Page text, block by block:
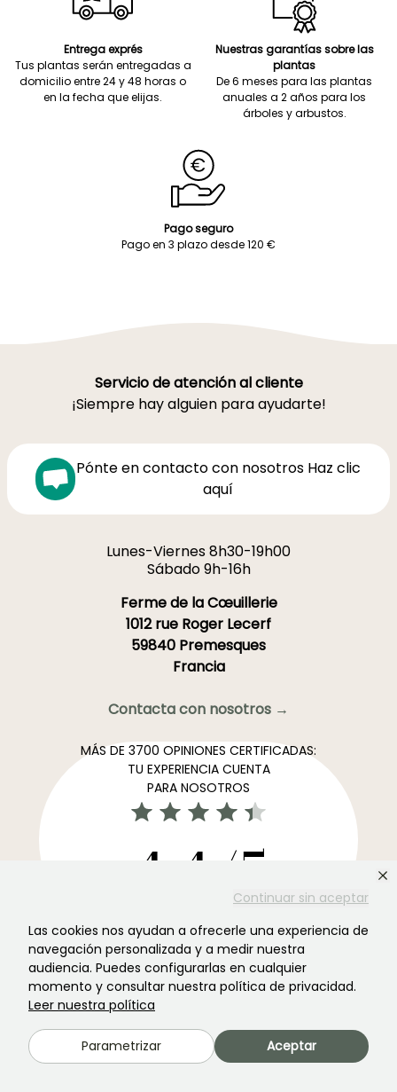
Continuar sin aceptar
Las cookies nos ayudan a ofrecerle una experiencia de
navegación personalizada y a medir nuestra
audiencia. Puedes configurarlas en cualquier
momento y consultar nuestra política de privacidad.
Leer nuestra política
Parametrizar Aceptar
Entrega exprés
Tus plantas serán entregadas a
domicilio entre 24 y 48 horas o
en la fecha que elijas.
Nuestras garantías sobre las
plantas
De 6 meses para las plantas
anuales a 2 años para los
árboles y arbustos.
Pago seguro
Pago en 3 plazo desde 120 €
Servicio de atención al cliente
¡Siempre hay alguien para ayudarte!
Pónte en contacto con nosotros Haz clic
aquí
Lunes-Viernes 8h30-19h00
Sábado 9h-16h
Ferme de la Cœuillerie
1012 rue Roger Lecerf
59840 Premesques
Francia
Contacta con nosotros →
MÁS DE 3700 OPINIONES CERTIFICADAS:
TU EXPERIENCIA CUENTA
PARA NOSOTROS
4,4/5
Todos los comentarios →
El boletín informativo más preferido de los jardines →
Recibe nuestros consejos y ofertas para disfrutar de tu
jardin en todas las estaciones del año